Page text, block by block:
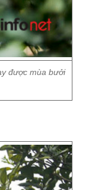
được mùa bưởi